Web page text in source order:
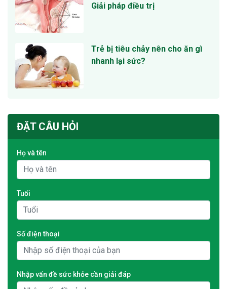
Giải pháp điều trị
Trẻ bị tiêu chảy nên cho ăn gì
nhanh lại sức?
ĐẶT CÂU HỎI
Họ và tên
Tuổi
Số điện thoại
Nhập vấn đề sức khỏe cần giải đáp